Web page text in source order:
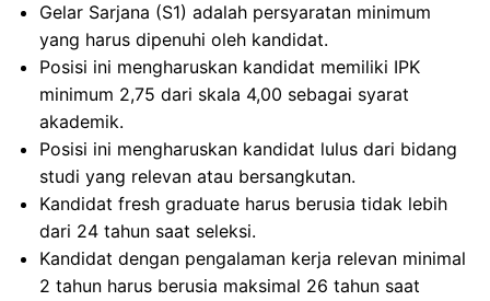
Gelar Sarjana (S1) adalah persyaratan minimum
yang harus dipenuhi oleh kandidat.
Posisi ini mengharuskan kandidat memiliki IPK
minimum 2,75 dari skala 4,00 sebagai syarat
akademik.
Posisi ini mengharuskan kandidat lulus dari bidang
studi yang relevan atau bersangkutan.
Kandidat fresh graduate harus berusia tidak lebih
dari 24 tahun saat seleksi.
Kandidat dengan pengalaman kerja relevan minimal
2 tahun harus berusia maksimal 26 tahun saat